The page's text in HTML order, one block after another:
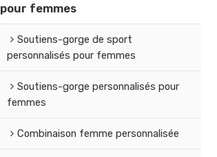
pour femmes
Soutiens-gorge de sport
personnalisés pour femmes
Soutiens-gorge personnalisés pour
femmes
Combinaison femme personnalisée